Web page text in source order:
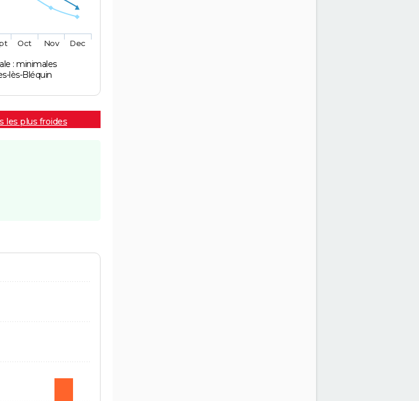
: minimales
lès-Bléquin
Oct Nov Dec
les plus froides